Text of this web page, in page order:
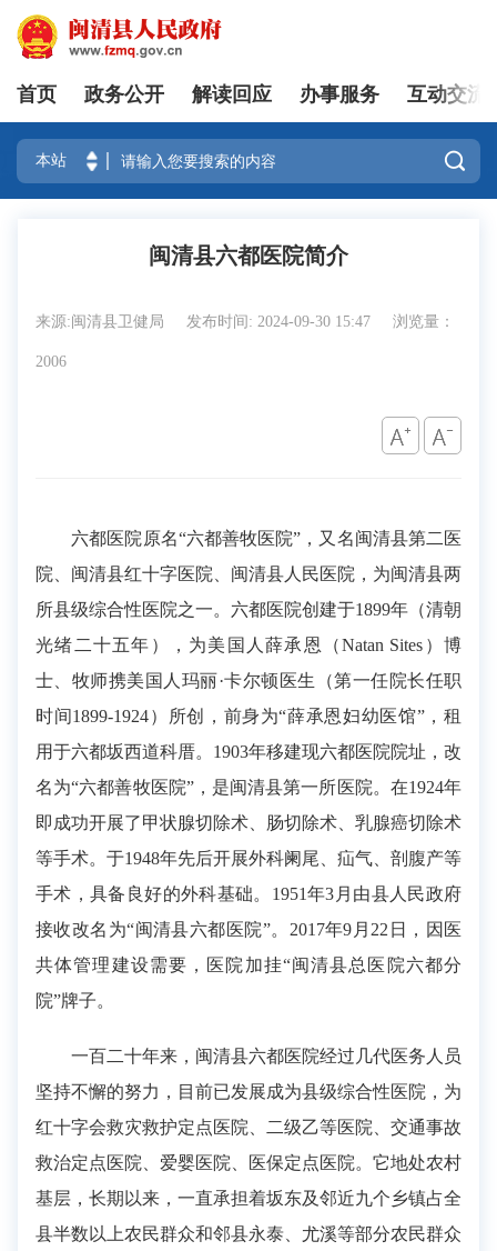
登录
首页 政务公开 解读回应 办事服务 互动交流

闽清县六都医院简介
来源:闽清县卫健局 发布时间: 2024-09-30 15:47 浏览量：
2006
六都医院原名“六都善牧医院”，又名闽清县第二医
院、闽清县红十字医院、闽清县人民医院，为闽清县两
所县级综合性医院之一。六都医院创建于1899年（清朝
光绪二十五年），为美国人薛承恩（Natan Sites）博
士、牧师携美国人玛丽·卡尔顿医生（第一任院长任职
时间1899-1924）所创，前身为“薛承恩妇幼医馆”，租
用于六都坂西道科厝。1903年移建现六都医院院址，改
名为“六都善牧医院”，是闽清县第一所医院。在1924年
即成功开展了甲状腺切除术、肠切除术、乳腺癌切除术
等手术。于1948年先后开展外科阑尾、疝气、剖腹产等
手术，具备良好的外科基础。1951年3月由县人民政府
接收改名为“闽清县六都医院”。2017年9月22日，因医
共体管理建设需要，医院加挂“闽清县总医院六都分
院”牌子。
一百二十年来，闽清县六都医院经过几代医务人员
坚持不懈的努力，目前已发展成为县级综合性医院，为
红十字会救灾救护定点医院、二级乙等医院、交通事故
救治定点医院、爱婴医院、医保定点医院。它地处农村
基层，长期以来，一直承担着坂东及邻近九个乡镇占全
县半数以上农民群众和邻县永泰、尤溪等部分农民群众